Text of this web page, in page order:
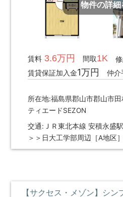
物件の詳細
賃料3.6万円 間取1K
賃貸保証加入金1万円 仲介
所在地:福島県郡山市郡山市
ティエードSEZON
交通:ＪＲ東北本線 安積永盛
＞＞日大工学部周辺［A地区